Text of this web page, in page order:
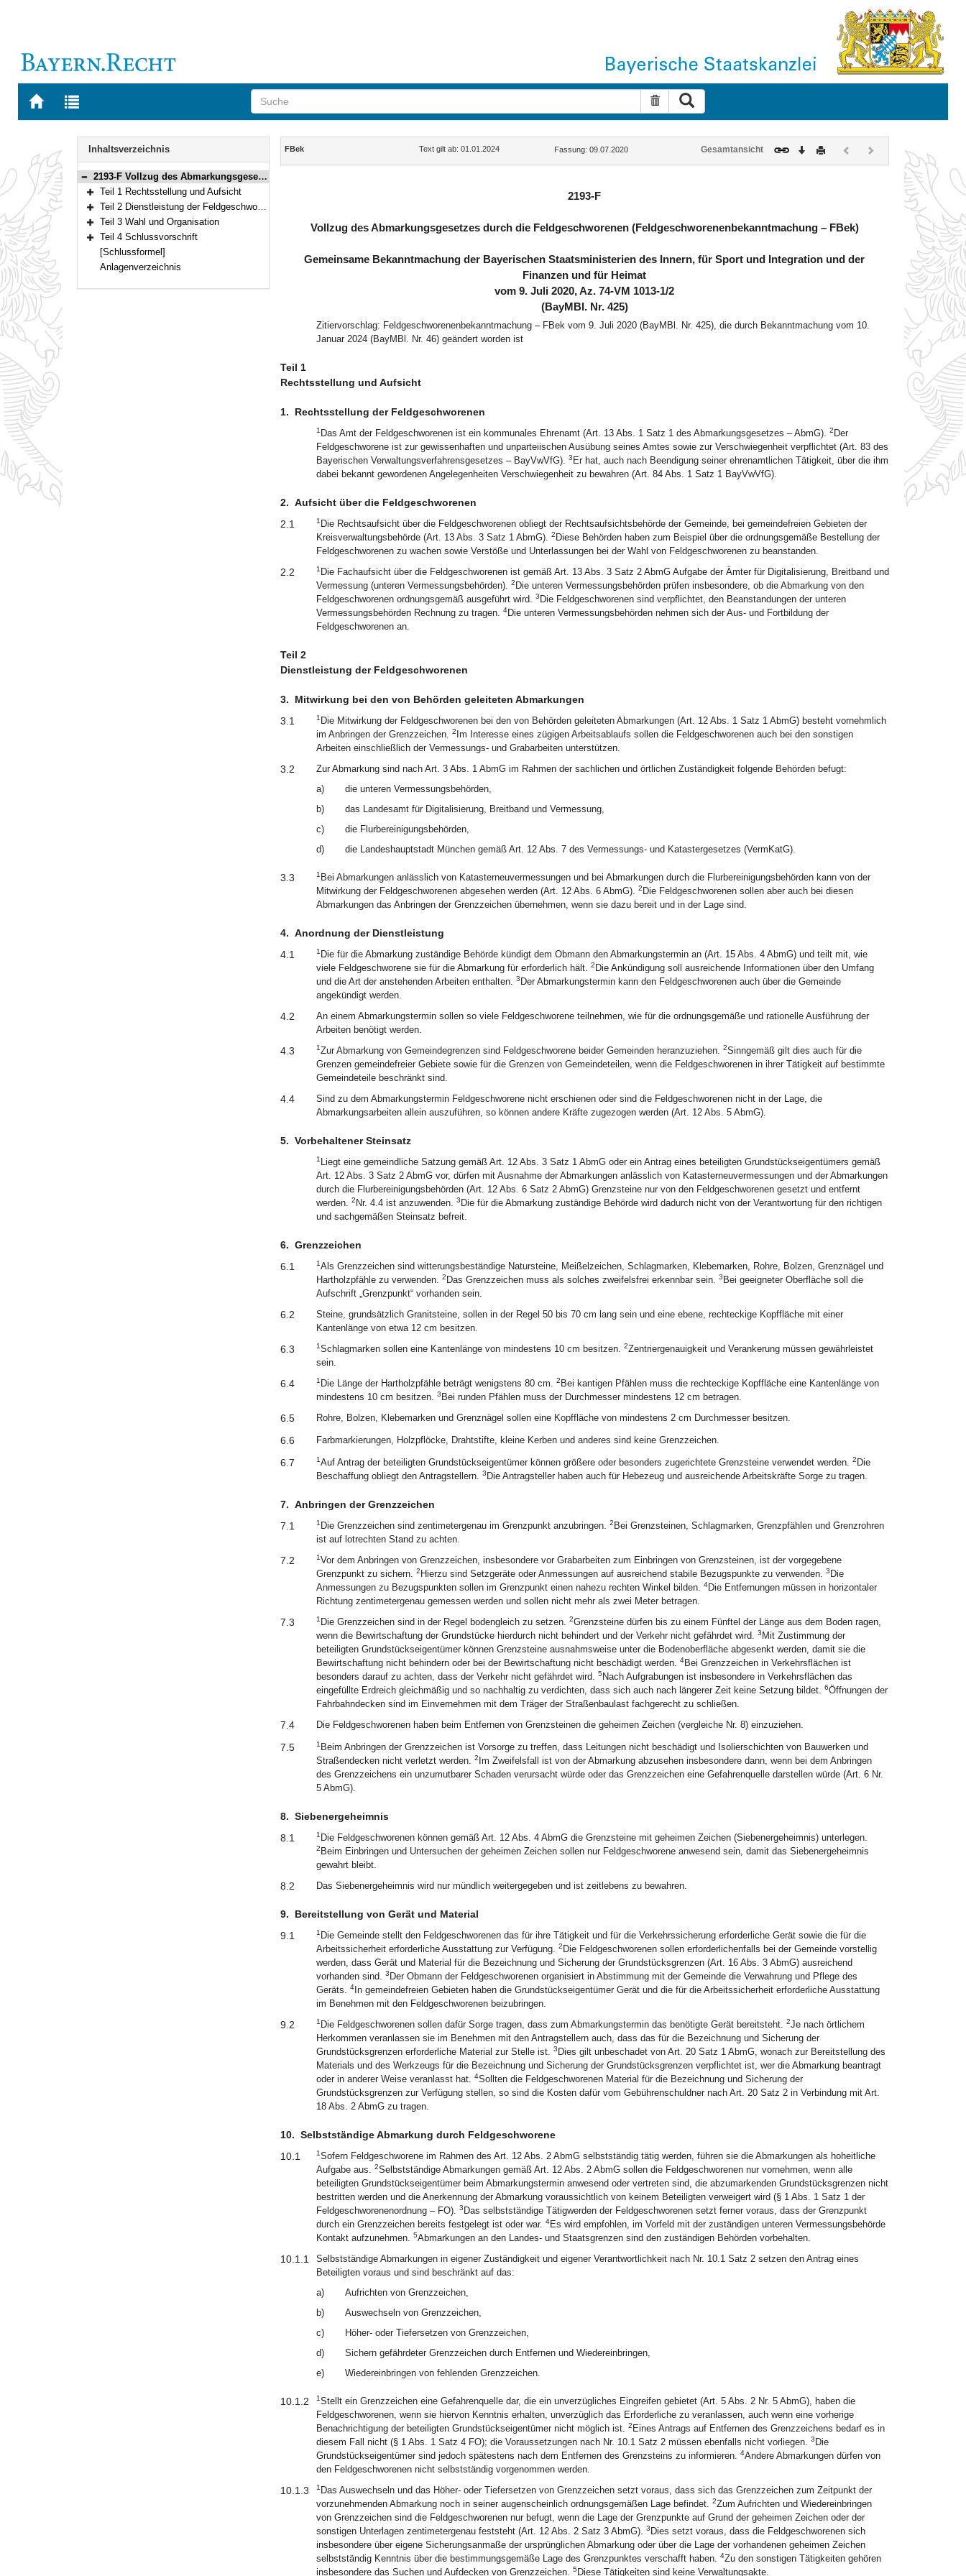
Zur
BAYERN.RECHT
Zur
letzten
Suche zurücksetzen
Navigation
Inhaltsverzeichnis
Bereich reduzieren
2193-F Vollzug des Abmarkungsgesetzes durch die Feldgeschworenen (Feldgeschworenenbekanntmachung – FBek) Gemeinsame Bekanntmachung der Bayerischen Staatsministerien des Innern, für Sport und Integration und der Finanzen und für Heimat vom 9. Juli 2020, Az. 74-VM 1013-1/2 (BayMBl. Nr. 425)
Bereich erweitern
Teil 1 Rechtsstellung und Aufsicht
Bereich erweitern
Teil 2 Dienstleistung der Feldgeschworenen
Bereich erweitern
Teil 3 Wahl und Organisation
Bereich erweitern
Teil 4 Schlussvorschrift
[Schlussformel]
Anlagenverzeichnis
Inhalt
FBek Text gilt ab: 01.01.2024 Fassung: 09.07.2020 Gesamtansicht Download
DruckenVorherigesNächstes
Dokument
(inaktiv)
2193-F
Vollzug des Abmarkungsgesetzes durch die Feldgeschworenen (Feldgeschworenenbekanntmachung – FBek)
Gemeinsame Bekanntmachung der Bayerischen Staatsministerien des Innern, für Sport und Integration und der
Finanzen und für Heimat
vom 9. Juli 2020, Az. 74-VM 1013-1/2
(BayMBl. Nr. 425)
Zitiervorschlag: Feldgeschworenenbekanntmachung – FBek vom 9. Juli 2020 (BayMBl. Nr. 425), die durch Bekanntmachung vom 10.
Januar 2024 (BayMBl. Nr. 46) geändert worden ist
Teil 1
Rechtsstellung und Aufsicht
1. Rechtsstellung der Feldgeschworenen
1 Das Amt der Feldgeschworenen ist ein kommunales Ehrenamt (Art. 13 Abs. 1 Satz 1 des Abmarkungsgesetzes – AbmG). 2 Der
Feldgeschworene ist zur gewissenhaften und unparteiischen Ausübung seines Amtes sowie zur Verschwiegenheit verpflichtet (Art. 83 des
Bayerischen Verwaltungsverfahrensgesetzes – BayVwVfG). 3 Er hat, auch nach Beendigung seiner ehrenamtlichen Tätigkeit, über die ihm
dabei bekannt gewordenen Angelegenheiten Verschwiegenheit zu bewahren (Art. 84 Abs. 1 Satz 1 BayVwVfG).
2. Aufsicht über die Feldgeschworenen
2.1
1 Die Rechtsaufsicht über die Feldgeschworenen obliegt der Rechtsaufsichtsbehörde der Gemeinde, bei gemeindefreien Gebieten der
Kreisverwaltungsbehörde (Art. 13 Abs. 3 Satz 1 AbmG). 2 Diese Behörden haben zum Beispiel über die ordnungsgemäße Bestellung der
Feldgeschworenen zu wachen sowie Verstöße und Unterlassungen bei der Wahl von Feldgeschworenen zu beanstanden.
2.2 1 Die Fachaufsicht über die Feldgeschworenen ist gemäß Art. 13 Abs. 3 Satz 2 AbmG Aufgabe der Ämter für Digitalisierung, Breitband und
Vermessung (unteren Vermessungsbehörden). 2 Die unteren Vermessungsbehörden prüfen insbesondere, ob die Abmarkung von den
Feldgeschworenen ordnungsgemäß ausgeführt wird. 3 Die Feldgeschworenen sind verpflichtet, den Beanstandungen der unteren
Vermessungsbehörden Rechnung zu tragen. 4Die unteren Vermessungsbehörden nehmen sich der Aus- und Fortbildung der
Feldgeschworenen an.
Teil 2
Dienstleistung der Feldgeschworenen
3.
Mitwirkung bei den von Behörden geleiteten Abmarkungen
3.1
1 Die Mitwirkung der Feldgeschworenen bei den von Behörden geleiteten Abmarkungen (Art. 12 Abs. 1 Satz 1 AbmG) besteht vornehmlich
im Anbringen der Grenzzeichen. 2 Im Interesse eines zügigen Arbeitsablaufs sollen die Feldgeschworenen auch bei den sonstigen
Arbeiten einschließlich der Vermessungs- und Grabarbeiten unterstützen.
3.2
Zur Abmarkung sind nach Art. 3 Abs. 1 AbmG im Rahmen der sachlichen und örtlichen Zuständigkeit folgende Behörden befugt:
a)
die unteren Vermessungsbehörden,
b)
das Landesamt für Digitalisierung, Breitband und Vermessung,
c)
die Flurbereinigungsbehörden,
d)
die Landeshauptstadt München gemäß Art. 12 Abs. 7 des Vermessungs- und Katastergesetzes (VermKatG).
3.3 1 Bei Abmarkungen anlässlich von Katasterneuvermessungen und bei Abmarkungen durch die Flurbereinigungsbehörden kann von der
Mitwirkung der Feldgeschworenen abgesehen werden (Art. 12 Abs. 6 AbmG). 2 Die Feldgeschworenen sollen aber auch bei diesen
Abmarkungen das Anbringen der Grenzzeichen übernehmen, wenn sie dazu bereit und in der Lage sind.
4. Anordnung der Dienstleistung
4.1
1 Die für die Abmarkung zuständige Behörde kündigt dem Obmann den Abmarkungstermin an (Art. 15 Abs. 4 AbmG) und teilt mit, wie
viele Feldgeschworene sie für die Abmarkung für erforderlich hält. 2 Die Ankündigung soll ausreichende Informationen über den Umfang
und die Art der anstehenden Arbeiten enthalten. 3 Der Abmarkungstermin kann den Feldgeschworenen auch über die Gemeinde
angekündigt werden.
4.2
An einem Abmarkungstermin sollen so viele Feldgeschworene teilnehmen, wie für die ordnungsgemäße und rationelle Ausführung der
Arbeiten benötigt werden.
4.3 1Zur Abmarkung von Gemeindegrenzen sind Feldgeschworene beider Gemeinden heranzuziehen. 2Sinngemäß gilt dies auch für die
Grenzen gemeindefreier Gebiete sowie für die Grenzen von Gemeindeteilen, wenn die Feldgeschworenen in ihrer Tätigkeit auf bestimmte
Gemeindeteile beschränkt sind.
4.4
Sind zu dem Abmarkungstermin Feldgeschworene nicht erschienen oder sind die Feldgeschworenen nicht in der Lage, die
Abmarkungsarbeiten allein auszuführen, so können andere Kräfte zugezogen werden (Art. 12 Abs. 5 AbmG).
5. Vorbehaltener Steinsatz
1 Liegt eine gemeindliche Satzung gemäß Art. 12 Abs. 3 Satz 1 AbmG oder ein Antrag eines beteiligten Grundstückseigentümers gemäß
Art. 12 Abs. 3 Satz 2 AbmG vor, dürfen mit Ausnahme der Abmarkungen anlässlich von Katasterneuvermessungen und der Abmarkungen
durch die Flurbereinigungsbehörden (Art. 12 Abs. 6 Satz 2 AbmG) Grenzsteine nur von den Feldgeschworenen gesetzt und entfernt
werden. 2 Nr. 4.4 ist anzuwenden. 3 Die für die Abmarkung zuständige Behörde wird dadurch nicht von der Verantwortung für den richtigen
und sachgemäßen Steinsatz befreit.
6. Grenzzeichen
6.1
1Als Grenzzeichen sind witterungsbeständige Natursteine, Meißelzeichen, Schlagmarken, Klebemarken, Rohre, Bolzen, Grenznägel und
Hartholzpfähle zu verwenden. 2 Das Grenzzeichen muss als solches zweifelsfrei erkennbar sein. 3 Bei geeigneter Oberfläche soll die
Aufschrift „Grenzpunkt“ vorhanden sein.
6.2
Steine, grundsätzlich Granitsteine, sollen in der Regel 50 bis 70 cm lang sein und eine ebene, rechteckige Kopffläche mit einer
Kantenlänge von etwa 12 cm besitzen.
6.3 1Schlagmarken sollen eine Kantenlänge von mindestens 10 cm besitzen. 2Zentriergenauigkeit und Verankerung müssen gewährleistet
sein.
6.4 1 Die Länge der Hartholzpfähle beträgt wenigstens 80 cm. 2 Bei kantigen Pfählen muss die rechteckige Kopffläche eine Kantenlänge von
mindestens 10 cm besitzen. 3 Bei runden Pfählen muss der Durchmesser mindestens 12 cm betragen.
6.5 Rohre, Bolzen, Klebemarken und Grenznägel sollen eine Kopffläche von mindestens 2 cm Durchmesser besitzen.
6.6 Farbmarkierungen, Holzpflöcke, Drahtstifte, kleine Kerben und anderes sind keine Grenzzeichen.
6.7 1Auf Antrag der beteiligten Grundstückseigentümer können größere oder besonders zugerichtete Grenzsteine verwendet werden. 2 Die
Beschaffung obliegt den Antragstellern. 3 Die Antragsteller haben auch für Hebezeug und ausreichende Arbeitskräfte Sorge zu tragen.
7. Anbringen der Grenzzeichen
7.1
1 Die Grenzzeichen sind zentimetergenau im Grenzpunkt anzubringen. 2 Bei Grenzsteinen, Schlagmarken, Grenzpfählen und Grenzrohren
ist auf lotrechten Stand zu achten.
7.2 1Vor dem Anbringen von Grenzzeichen, insbesondere vor Grabarbeiten zum Einbringen von Grenzsteinen, ist der vorgegebene
Grenzpunkt zu sichern. 2 Hierzu sind Setzgeräte oder Anmessungen auf ausreichend stabile Bezugspunkte zu verwenden. 3 Die
Anmessungen zu Bezugspunkten sollen im Grenzpunkt einen nahezu rechten Winkel bilden. 4Die Entfernungen müssen in horizontaler
Richtung zentimetergenau gemessen werden und sollen nicht mehr als zwei Meter betragen.
7.3 1 Die Grenzzeichen sind in der Regel bodengleich zu setzen. 2Grenzsteine dürfen bis zu einem Fünftel der Länge aus dem Boden ragen,
wenn die Bewirtschaftung der Grundstücke hierdurch nicht behindert und der Verkehr nicht gefährdet wird. 3 Mit Zustimmung der
beteiligten Grundstückseigentümer können Grenzsteine ausnahmsweise unter die Bodenoberfläche abgesenkt werden, damit sie die
Bewirtschaftung nicht behindern oder bei der Bewirtschaftung nicht beschädigt werden. 4Bei Grenzzeichen in Verkehrsflächen ist
besonders darauf zu achten, dass der Verkehr nicht gefährdet wird. 5 Nach Aufgrabungen ist insbesondere in Verkehrsflächen das
eingefüllte Erdreich gleichmäßig und so nachhaltig zu verdichten, dass sich auch nach längerer Zeit keine Setzung bildet. 6Öffnungen der
Fahrbahndecken sind im Einvernehmen mit dem Träger der Straßenbaulast fachgerecht zu schließen.
7.4 Die Feldgeschworenen haben beim Entfernen von Grenzsteinen die geheimen Zeichen (vergleiche Nr. 8) einzuziehen.
7.5 1 Beim Anbringen der Grenzzeichen ist Vorsorge zu treffen, dass Leitungen nicht beschädigt und Isolierschichten von Bauwerken und
Straßendecken nicht verletzt werden. 2 Im Zweifelsfall ist von der Abmarkung abzusehen insbesondere dann, wenn bei dem Anbringen
des Grenzzeichens ein unzumutbarer Schaden verursacht würde oder das Grenzzeichen eine Gefahrenquelle darstellen würde (Art. 6 Nr.
5 AbmG).
8. Siebenergeheimnis
8.1
1 Die Feldgeschworenen können gemäß Art. 12 Abs. 4 AbmG die Grenzsteine mit geheimen Zeichen (Siebenergeheimnis) unterlegen.
2 Beim Einbringen und Untersuchen der geheimen Zeichen sollen nur Feldgeschworene anwesend sein, damit das Siebenergeheimnis
gewahrt bleibt.
8.2 Das Siebenergeheimnis wird nur mündlich weitergegeben und ist zeitlebens zu bewahren.
9.
Bereitstellung von Gerät und Material
9.1
1 Die Gemeinde stellt den Feldgeschworenen das für ihre Tätigkeit und für die Verkehrssicherung erforderliche Gerät sowie die für die
Arbeitssicherheit erforderliche Ausstattung zur Verfügung. 2 Die Feldgeschworenen sollen erforderlichenfalls bei der Gemeinde vorstellig
werden, dass Gerät und Material für die Bezeichnung und Sicherung der Grundstücksgrenzen (Art. 16 Abs. 3 AbmG) ausreichend
vorhanden sind. 3 Der Obmann der Feldgeschworenen organisiert in Abstimmung mit der Gemeinde die Verwahrung und Pflege des
Geräts. 4In gemeindefreien Gebieten haben die Grundstückseigentümer Gerät und die für die Arbeitssicherheit erforderliche Ausstattung
im Benehmen mit den Feldgeschworenen beizubringen.
9.2 1 Die Feldgeschworenen sollen dafür Sorge tragen, dass zum Abmarkungstermin das benötigte Gerät bereitsteht. 2Je nach örtlichem
Herkommen veranlassen sie im Benehmen mit den Antragstellern auch, dass das für die Bezeichnung und Sicherung der
Grundstücksgrenzen erforderliche Material zur Stelle ist. 3 Dies gilt unbeschadet von Art. 20 Satz 1 AbmG, wonach zur Bereitstellung des
Materials und des Werkzeugs für die Bezeichnung und Sicherung der Grundstücksgrenzen verpflichtet ist, wer die Abmarkung beantragt
oder in anderer Weise veranlasst hat. 4Sollten die Feldgeschworenen Material für die Bezeichnung und Sicherung der
Grundstücksgrenzen zur Verfügung stellen, so sind die Kosten dafür vom Gebührenschuldner nach Art. 20 Satz 2 in Verbindung mit Art.
18 Abs. 2 AbmG zu tragen.
10. Selbstständige Abmarkung durch Feldgeschworene
10.1
1Sofern Feldgeschworene im Rahmen des Art. 12 Abs. 2 AbmG selbstständig tätig werden, führen sie die Abmarkungen als hoheitliche
Aufgabe aus. 2Selbstständige Abmarkungen gemäß Art. 12 Abs. 2 AbmG sollen die Feldgeschworenen nur vornehmen, wenn alle
beteiligten Grundstückseigentümer beim Abmarkungstermin anwesend oder vertreten sind, die abzumarkenden Grundstücksgrenzen nicht
bestritten werden und die Anerkennung der Abmarkung voraussichtlich von keinem Beteiligten verweigert wird (§ 1 Abs. 1 Satz 1 der
Feldgeschworenenordnung – FO). 3 Das selbstständige Tätigwerden der Feldgeschworenen setzt ferner voraus, dass der Grenzpunkt
durch ein Grenzzeichen bereits festgelegt ist oder war. 4Es wird empfohlen, im Vorfeld mit der zuständigen unteren Vermessungsbehörde
Kontakt aufzunehmen. 5Abmarkungen an den Landes- und Staatsgrenzen sind den zuständigen Behörden vorbehalten.
10.1.1
Selbstständige Abmarkungen in eigener Zuständigkeit und eigener Verantwortlichkeit nach Nr. 10.1 Satz 2 setzen den Antrag eines
Beteiligten voraus und sind beschränkt auf das:
a)
Aufrichten von Grenzzeichen,
b)
Auswechseln von Grenzzeichen,
c)
Höher- oder Tiefersetzen von Grenzzeichen,
d)
Sichern gefährdeter Grenzzeichen durch Entfernen und Wiedereinbringen,
e)
Wiedereinbringen von fehlenden Grenzzeichen.
10.1.2 1Stellt ein Grenzzeichen eine Gefahrenquelle dar, die ein unverzügliches Eingreifen gebietet (Art. 5 Abs. 2 Nr. 5 AbmG), haben die
Feldgeschworenen, wenn sie hiervon Kenntnis erhalten, unverzüglich das Erforderliche zu veranlassen, auch wenn eine vorherige
Benachrichtigung der beteiligten Grundstückseigentümer nicht möglich ist. 2 Eines Antrags auf Entfernen des Grenzzeichens bedarf es in
diesem Fall nicht (§ 1 Abs. 1 Satz 4 FO); die Voraussetzungen nach Nr. 10.1 Satz 2 müssen ebenfalls nicht vorliegen. 3 Die
Grundstückseigentümer sind jedoch spätestens nach dem Entfernen des Grenzsteins zu informieren. 4Andere Abmarkungen dürfen von
den Feldgeschworenen nicht selbstständig vorgenommen werden.
10.1.3 1 Das Auswechseln und das Höher- oder Tiefersetzen von Grenzzeichen setzt voraus, dass sich das Grenzzeichen zum Zeitpunkt der
vorzunehmenden Abmarkung noch in seiner augenscheinlich ordnungsgemäßen Lage befindet. 2Zum Aufrichten und Wiedereinbringen
von Grenzzeichen sind die Feldgeschworenen nur befugt, wenn die Lage der Grenzpunkte auf Grund der geheimen Zeichen oder der
sonstigen Unterlagen zentimetergenau feststeht (Art. 12 Abs. 2 Satz 3 AbmG). 3 Dies setzt voraus, dass die Feldgeschworenen sich
insbesondere über eigene Sicherungsanmaße der ursprünglichen Abmarkung oder über die Lage der vorhandenen geheimen Zeichen
selbstständig Kenntnis über die bestimmungsgemäße Lage des Grenzpunktes verschafft haben. 4Zu den sonstigen Tätigkeiten gehören
insbesondere das Suchen und Aufdecken von Grenzzeichen. 5 Diese Tätigkeiten sind keine Verwaltungsakte.